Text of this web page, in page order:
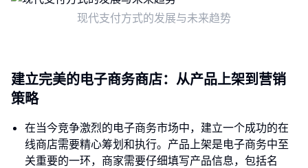
现代支付方式的发展与未来趋势
建立完美的电子商务商店：从产品上架到营销
策略
在当今竞争激烈的电子商务市场中，建立一个成功的在
线商店需要精心筹划和执行。产品上架是电子商务中至
关重要的一环，商家需要仔细填写产品信息，包括名